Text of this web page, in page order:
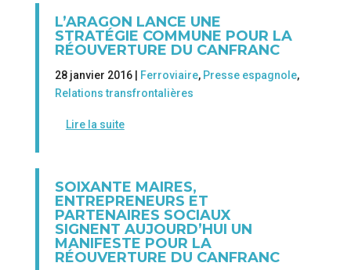
L’ARAGON LANCE UNE
STRATÉGIE COMMUNE POUR LA
RÉOUVERTURE DU CANFRANC
28 janvier 2016 | Ferroviaire, Presse espagnole,
Relations transfrontalières
Lire la suite
SOIXANTE MAIRES,
ENTREPRENEURS ET
PARTENAIRES SOCIAUX
SIGNENT AUJOURD’HUI UN
MANIFESTE POUR LA
RÉOUVERTURE DU CANFRANC